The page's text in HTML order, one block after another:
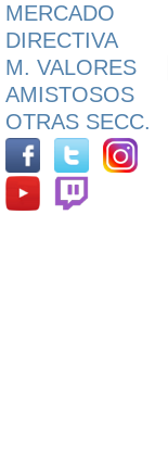
MERCADO
DIRECTIVA
M. VALORES
AMISTOSOS
OTRAS SECC.